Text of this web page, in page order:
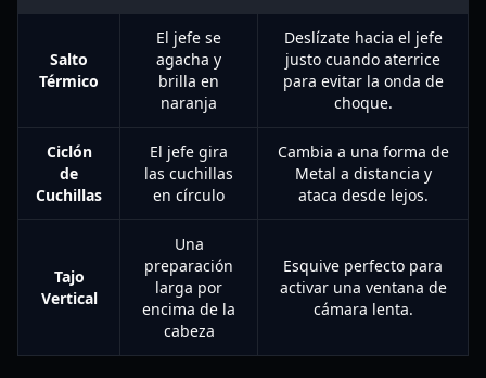
Salto
Térmico
El jefe se
agacha y
brilla en
naranja
Deslízate hacia el jefe
justo cuando aterrice
para evitar la onda de
choque.
Ciclón
de
Cuchillas
El jefe gira
las cuchillas
en círculo
Cambia a una forma de
Metal a distancia y
ataca desde lejos.
Tajo
Vertical
Una
preparación
larga por
encima de la
cabeza
Esquive perfecto para
activar una ventana de
cámara lenta.